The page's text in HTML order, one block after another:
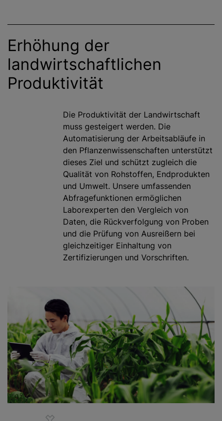
Erhöhung der
landwirtschaftlichen
Produktivität
Die Produktivität der Landwirtschaft
muss gesteigert werden. Die
Automatisierung der Arbeitsabläufe in
den Pflanzenwissenschaften unterstützt
dieses Ziel und schützt zugleich die
Qualität von Rohstoffen, Endprodukten
und Umwelt. Unsere umfassenden
Abfragefunktionen ermöglichen
Laborexperten den Vergleich von
Daten, die Rückverfolgung von Proben
und die Prüfung von Ausreißern bei
gleichzeitiger Einhaltung von
Zertifizierungen und Vorschriften.